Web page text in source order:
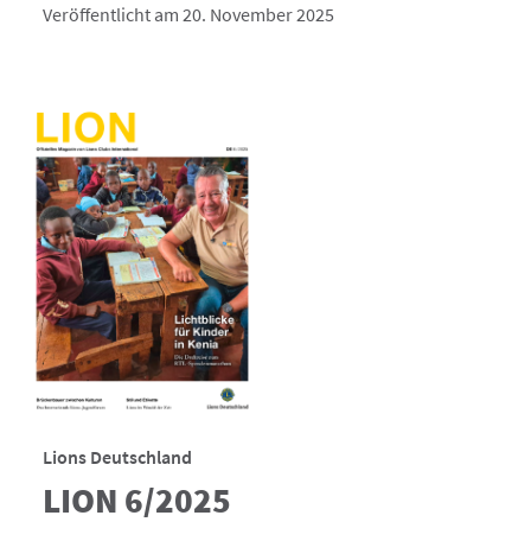
Veröffentlicht am 20. November 2025
Lions Deutschland
LION 6/2025